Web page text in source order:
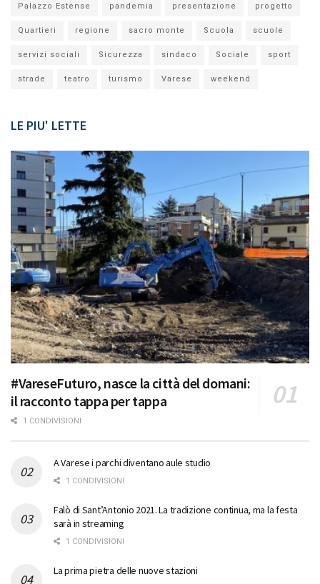
Palazzo Estense pandemia presentazione progetto
Quartieri regione sacro monte Scuola scuole
servizi sociali Sicurezza sindaco Sociale sport
strade teatro turismo Varese weekend
LE PIU' LETTE
#VareseFuturo, nasce la città del domani:
il racconto tappa per tappa
1 CONDIVISIONI
A Varese i parchi diventano aule studio
1 CONDIVISIONI
Falò di Sant’Antonio 2021. La tradizione continua, ma la festa
sarà in streaming
1 CONDIVISIONI
La prima pietra delle nuove stazioni